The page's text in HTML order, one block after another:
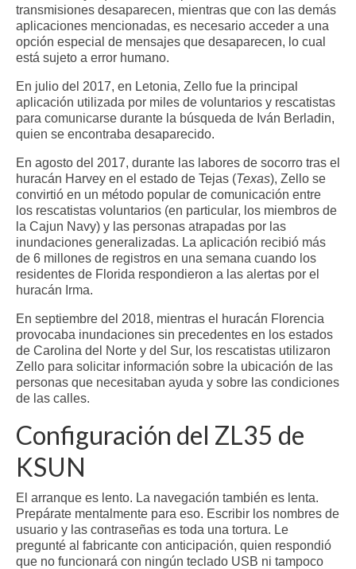
transmisiones desaparecen, mientras que con las demás
aplicaciones mencionadas, es necesario acceder a una
opción especial de mensajes que desaparecen, lo cual
está sujeto a error humano.
En julio del 2017, en Letonia, Zello fue la principal
aplicación utilizada por miles de voluntarios y rescatistas
para comunicarse durante la búsqueda de Iván Berladin,
quien se encontraba desaparecido.
En agosto del 2017, durante las labores de socorro tras el
huracán Harvey en el estado de Tejas (Texas), Zello se
convirtió en un método popular de comunicación entre
los rescatistas voluntarios (en particular, los miembros de
la Cajun Navy) y las personas atrapadas por las
inundaciones generalizadas. La aplicación recibió más
de 6 millones de registros en una semana cuando los
residentes de Florida respondieron a las alertas por el
huracán Irma.
En septiembre del 2018, mientras el huracán Florencia
provocaba inundaciones sin precedentes en los estados
de Carolina del Norte y del Sur, los rescatistas utilizaron
Zello para solicitar información sobre la ubicación de las
personas que necesitaban ayuda y sobre las condiciones
de las calles.
Configuración del ZL35 de
KSUN
El arranque es lento. La navegación también es lenta.
Prepárate mentalmente para eso. Escribir los nombres de
usuario y las contraseñas es toda una tortura. Le
pregunté al fabricante con anticipación, quien respondió
que no funcionará con ningún teclado USB ni tampoco